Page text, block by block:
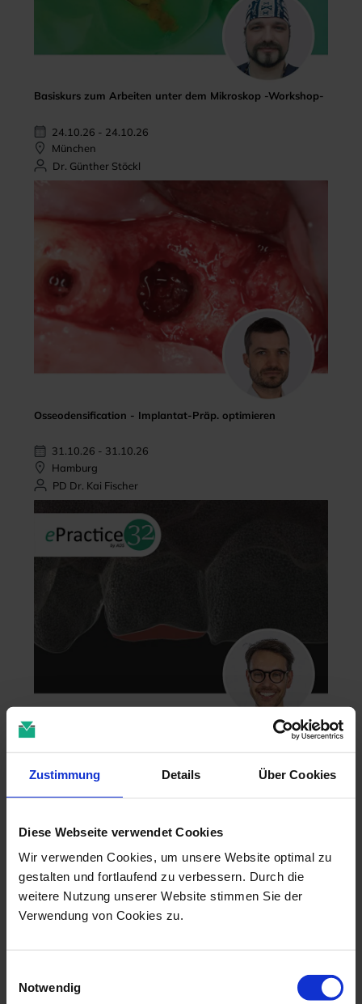
Zustimmung Details Über Cookies
Diese Webseite verwendet Cookies
Wir verwenden Cookies, um unsere Website optimal zu
gestalten und fortlaufend zu verbessern. Durch die
weitere Nutzung unserer Website stimmen Sie der
Verwendung von Cookies zu.
Notwendig
Basiskurs zum Arbeiten unter dem Mikroskop -Workshop-
24.10.26 - 24.10.26
München
Dr. Günther Stöckl
Osseodensification - Implantat-Präp. optimieren
31.10.26 - 31.10.26
Hamburg
PD Dr. Kai Fischer
Zahntechnik im 4D-Zeitalter
04.11.26 - 04.11.26